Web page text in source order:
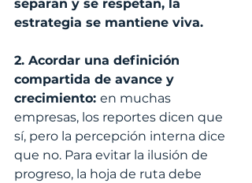
separan y se respetan, la
estrategia se mantiene viva.
2. Acordar una definición
compartida de avance y
crecimiento: en muchas
empresas, los reportes dicen que
sí, pero la percepción interna dice
que no. Para evitar la ilusión de
progreso, la hoja de ruta debe